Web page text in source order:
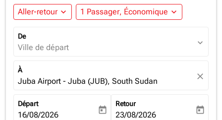
Aller-retour expand_more 1 Passager, Économique expand_more
De
Ville de départ expand_more
À
Juba Airport - Juba (JUB), South Sudan close
Départ
fc-booking-departure-date-aria-label
16/08/2026 today
Retour
fc-booking-return-date-aria-
23/08/2026 today